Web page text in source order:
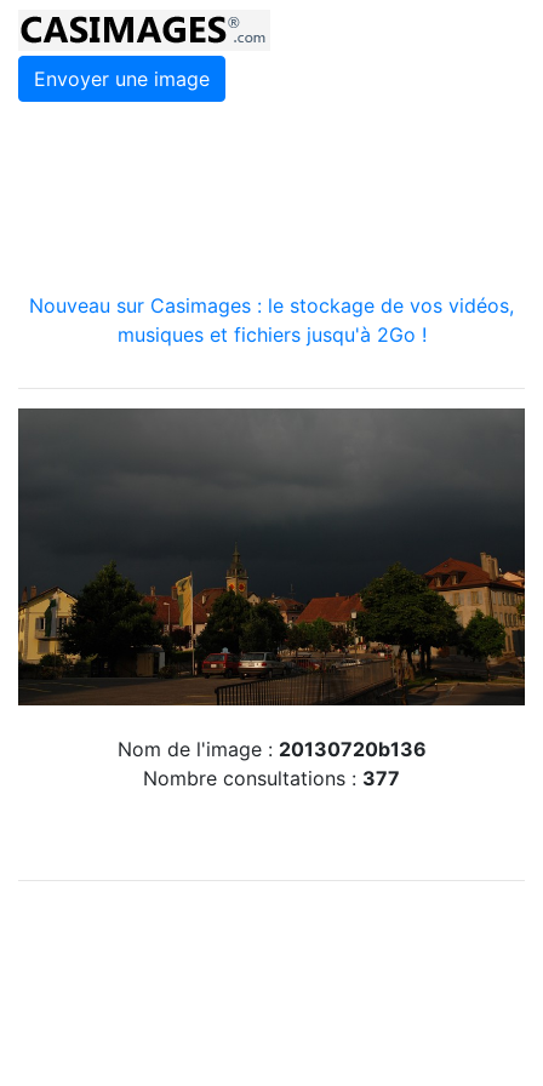
Envoyer une image
Nouveau sur Casimages : le stockage de vos vidéos,
musiques et fichiers jusqu'à 2Go !
Nom de l'image : 20130720b136
Nombre consultations : 377